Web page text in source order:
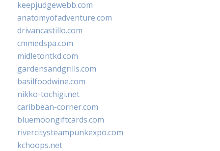
keepjudgewebb.com
anatomyofadventure.com
drivancastillo.com
cmmedspa.com
midletontkd.com
gardensandgrills.com
basilfoodwine.com
nikko-tochigi.net
caribbean-corner.com
bluemoongiftcards.com
rivercitysteampunkexpo.com
kchoops.net